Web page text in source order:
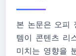
본 논문은 오피
템이 콘텐츠 리
미치는 영향을